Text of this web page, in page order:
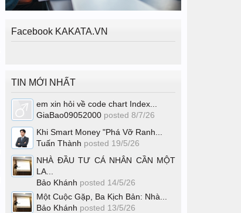
Facebook KAKATA.VN
TIN MỚI NHẤT
em xin hỏi về code chart Index...
GiaBao09052000 posted 8/7/26
Khi Smart Money "Phá Vỡ Ranh...
Tuấn Thành posted 19/5/26
NHÀ ĐẦU TƯ CÁ NHÂN CẦN MỘT
LA...
Bảo Khánh posted 14/5/26
Một Cuộc Gặp, Ba Kịch Bản: Nhà...
Bảo Khánh posted 13/5/26